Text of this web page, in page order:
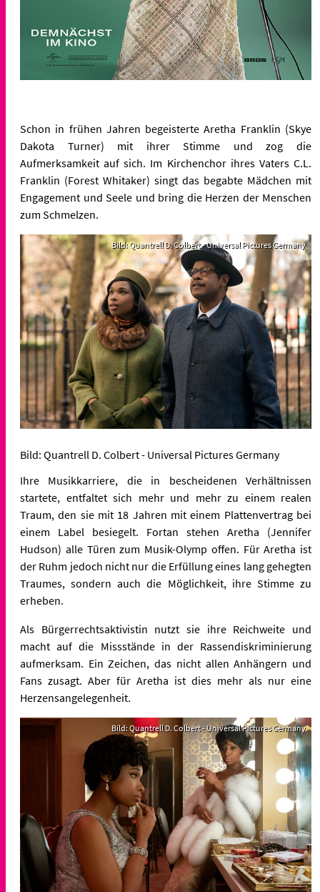
Schon in frühen Jahren begeisterte Aretha Franklin (Skye
Dakota Turner) mit ihrer Stimme und zog die
Aufmerksamkeit auf sich. Im Kirchenchor ihres Vaters C.L.
Franklin (Forest Whitaker) singt das begabte Mädchen mit
Engagement und Seele und bring die Herzen der Menschen
zum Schmelzen.
Bild: Quantrell D. Colbert - Universal Pictures Germany
Bild: Quantrell D. Colbert - Universal Pictures Germany
Ihre Musikkarriere, die in bescheidenen Verhältnissen
startete, entfaltet sich mehr und mehr zu einem realen
Traum, den sie mit 18 Jahren mit einem Plattenvertrag bei
einem Label besiegelt. Fortan stehen Aretha (Jennifer
Hudson) alle Türen zum Musik-Olymp offen. Für Aretha ist
der Ruhm jedoch nicht nur die Erfüllung eines lang gehegten
Traumes, sondern auch die Möglichkeit, ihre Stimme zu
erheben.
Als Bürgerrechtsaktivistin nutzt sie ihre Reichweite und
macht auf die Missstände in der Rassendiskriminierung
aufmerksam. Ein Zeichen, das nicht allen Anhängern und
Fans zusagt. Aber für Aretha ist dies mehr als nur eine
Herzensangelegenheit.
Bild: Quantrell D. Colbert - Universal Pictures Germany